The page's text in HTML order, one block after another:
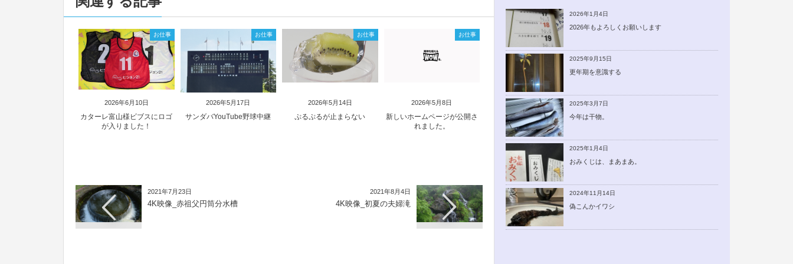
2026年6月10日
お仕事
カターレ富山様ビブスにロゴ
が入りました！
2026年5月17日
お仕事
サンダバYouTube野球中継
2026年5月14日
お仕事
ぷるぷるが止まらない
2026年5月8日
お仕事
新しいホームページが公開さ
れました。
2021年7月23日
4K映像_赤祖父円筒分水槽
2021年8月4日
4K映像_初夏の夫婦滝
2026年1月4日
2026年もよろしくお願いします
2025年9月15日
更年期を意識する
2025年3月7日
今年は干物。
2025年1月4日
おみくじは、まあまあ。
2024年11月14日
偽こんかイワシ